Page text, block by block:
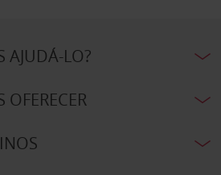
AJUDÁ-LO?